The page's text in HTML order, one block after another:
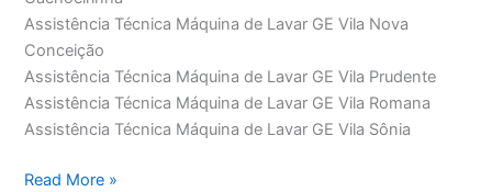
Assistência Técnica Máquina de Lavar GE Vila Nova
Conceição
Assistência Técnica Máquina de Lavar GE Vila Prudente
Assistência Técnica Máquina de Lavar GE Vila Romana
Assistência Técnica Máquina de Lavar GE Vila Sônia
Assistência
Read More »